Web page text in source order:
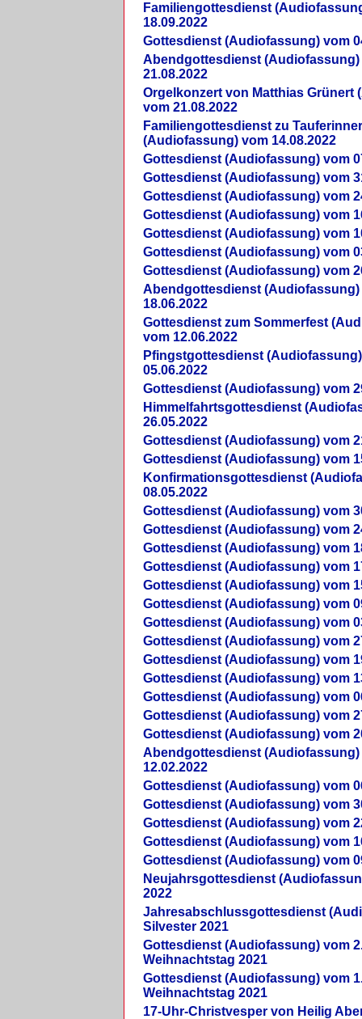
Familiengottesdienst
18.09.2022
Gottesdienst (Audiofassung) vom
Abendgottesdienst (Audiofassung)
21.08.2022
Orgelkonzert von Matthias Grünert
vom 21.08.2022
Familiengottesdienst zu
(Audiofassung) vom 14.08.2022
Gottesdienst (Audiofassung) vom
Gottesdienst (Audiofassung) vom
Gottesdienst (Audiofassung) vom
Gottesdienst (Audiofassung) vom
Gottesdienst (Audiofassung) vom
Gottesdienst (Audiofassung) vom
Gottesdienst (Audiofassung) vom
Abendgottesdienst (Audiofassung)
18.06.2022
Gottesdienst zum Sommerfest
vom 12.06.2022
Pfingstgottesdienst
05.06.2022
Gottesdienst (Audiofassung) vom
Himmelfahrtsgottesdienst
26.05.2022
Gottesdienst (Audiofassung) vom
Gottesdienst (Audiofassung) vom
Konfirmationsgottesdienst
08.05.2022
Gottesdienst (Audiofassung) vom
Gottesdienst (Audiofassung) vom
Gottesdienst (Audiofassung) vom
Gottesdienst (Audiofassung) vom
Gottesdienst (Audiofassung) vom
Gottesdienst (Audiofassung) vom
Gottesdienst (Audiofassung) vom
Gottesdienst (Audiofassung) vom
Gottesdienst (Audiofassung) vom
Gottesdienst (Audiofassung) vom
Gottesdienst (Audiofassung) vom
Gottesdienst (Audiofassung) vom
Gottesdienst (Audiofassung) vom
Abendgottesdienst (Audiofassung)
12.02.2022
Gottesdienst (Audiofassung) vom
Gottesdienst (Audiofassung) vom
Gottesdienst (Audiofassung) vom
Gottesdienst (Audiofassung) vom
Gottesdienst (Audiofassung) vom
Neujahrsgottesdienst
2022
Jahresabschlussgottesdienst
Silvester 2021
Gottesdienst (Audiofassung) vom
Weihnachtstag 2021
Gottesdienst (Audiofassung) vom
Weihnachtstag 2021
17-Uhr-Christvesper von Heilig